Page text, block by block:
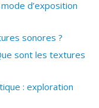
d’exposition
sonores ?
sont les textures
: exploration